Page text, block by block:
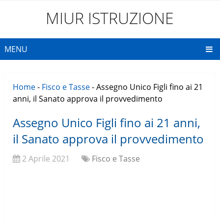
MIUR ISTRUZIONE
MENU
Home- Fisco e Tasse-Assegno Unico Figli fino ai 21
anni, il Sanato approva il provvedimento
Assegno Unico Figli fino ai 21 anni,
il Sanato approva il provvedimento
2 Aprile 2021 Fisco e Tasse